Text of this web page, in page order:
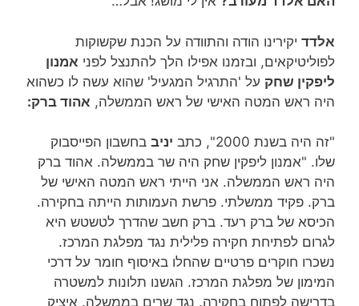
אלדד יקירינו הודה והתוודה על הכנת שקשוקות
לפוליטיקאים, ובזמנו אפילו הלך להתנצל לפני אמנון
ליפקין שחק על 'התרגיל המגעיל' שהוא עשה לו כשהוא
היה ראש המטה האישי של ראש הממשלה, אהוד ברק:
"זה היה בשנת 2000", כתב יניב בחשבון הפייסבוק
שלו. "אמנון ליפקין שחק היה שר בממשלה. אהוד ברק
היה ראש הממשלה. אני הייתי ראש המטה האישי של
ברק. פקיד ממשלתי. פרשת העמותות הייתה בחקירה.
הכיסא של ברק רעד. ברק חשב שהדרך לטשטש היא
לגרום לפתיחת חקירה פלילית נגד מפלגת המרכז.
נשכרו חוקרים פרטיים שהחלו באיסוף חומר על דרכי
המימון של מפלגת המרכז. הגשנו תלונות למשטרה
בדרישה לפתוח בחקירה. נגד שרים בממשלה. איציק